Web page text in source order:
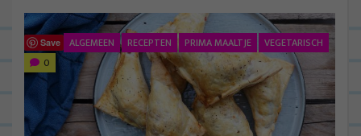
Save ALGEMEEN RECEPTEN PRIMA MAALTJE
VEGETARISCH
0